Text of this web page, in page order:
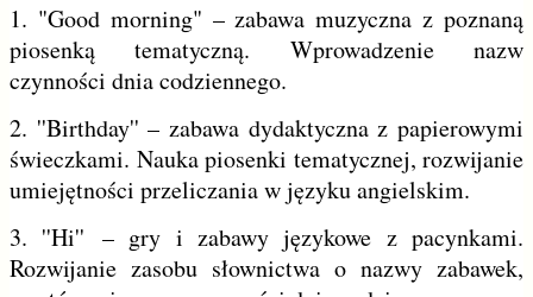
1. "Good morning" – zabawa muzyczna z poznaną
piosenką tematyczną. Wprowadzenie nazw
czynności dnia codziennego.
2. ''Birthday'' – zabawa dydaktyczna z papierowymi
świeczkami. Nauka piosenki tematycznej, rozwijanie
umiejętności przeliczania w języku angielskim.
3. ''Hi'' – gry i zabawy językowe z pacynkami.
Rozwijanie zasobu słownictwa o nazwy zabawek,